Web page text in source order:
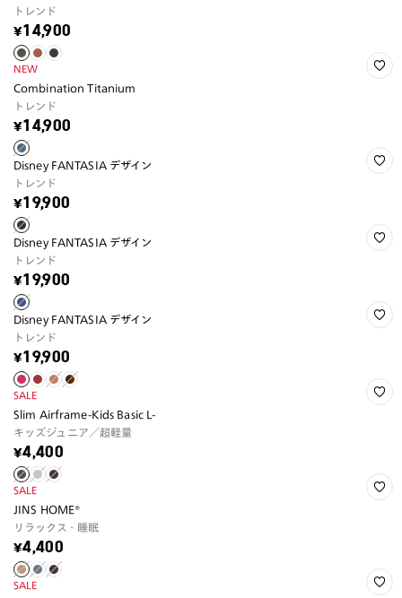
トレンド
¥14,900
NEW
Combination Titanium
トレンド
¥14,900
Disney FANTASIA デザイン
トレンド
¥19,900
Disney FANTASIA デザイン
トレンド
¥19,900
Disney FANTASIA デザイン
トレンド
¥19,900
SALE
Slim Airframe-Kids Basic L-
キッズジュニア／超軽量
¥4,400
SALE
JINS HOME®
リラックス・睡眠
¥4,400
SALE